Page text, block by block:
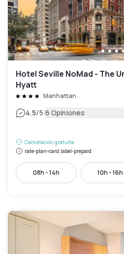
Hotel Seville NoMad - The
Hyatt
Manhattan
4.5/5|6 Opiniones
Cancelación gratuita
rate-plan-card.label-prepaid
08h - 14h 10h - 16h